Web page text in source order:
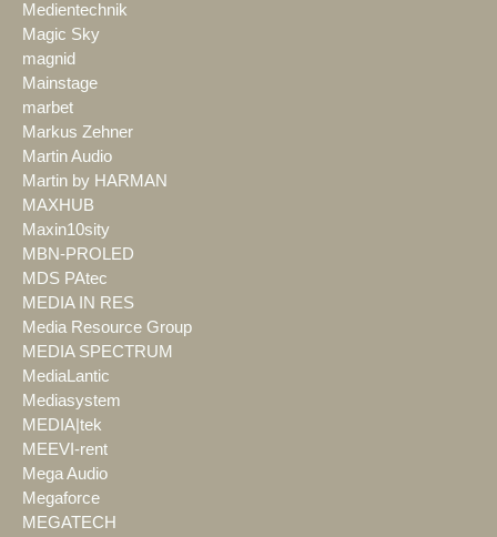
Medientechnik
Magic Sky
magnid
Mainstage
marbet
Markus Zehner
Martin Audio
Martin by HARMAN
MAXHUB
Maxin10sity
MBN-PROLED
MDS PAtec
MEDIA IN RES
Media Resource Group
MEDIA SPECTRUM
MediaLantic
Mediasystem
MEDIA|tek
MEEVI-rent
Mega Audio
Megaforce
MEGATECH